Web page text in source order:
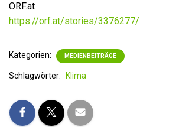
ORF.at
https://orf.at/stories/3376277/
Kategorien: MEDIENBEITRÄGE
Schlagwörter: Klima